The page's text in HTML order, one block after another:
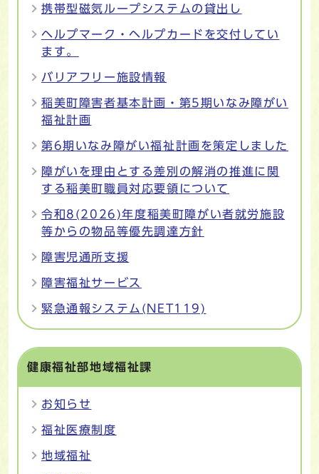
携帯型磁気ループシステムの貸出し
ヘルプマーク・ヘルプカードを交付してい
ます。
バリアフリー施設情報
稲美町障害者基本計画・第5期いなみ障がい
福祉計画
第6期いなみ障がい福祉計画を策定しました
障がいを理由とする差別の解消の推進に関
する稲美町職員対応要領について
令和8(2026)年度稲美町障がい者就労施設
等からの物品等優先調達方針
障害児通所支援
障害福祉サービス
緊急通報システム(NET119)
健康福祉部地域福祉課
お知らせ
福祉医療制度
地域福祉